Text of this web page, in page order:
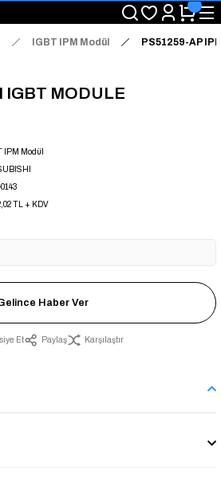
Siparişlerde Aynı Gün Kargo Avantajı!
ile Stoktan Hemen Teslim."
Satış Avantajını Kaçırmayın!"
IGBT IPM Modül PS51259-AP
IGBT MODULE
IPM Modül
TL + KDV
Haber Ver
Et Paylaş Karşılaştır